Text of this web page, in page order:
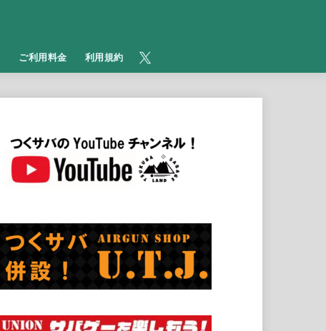
​ご利用料金 利用規約